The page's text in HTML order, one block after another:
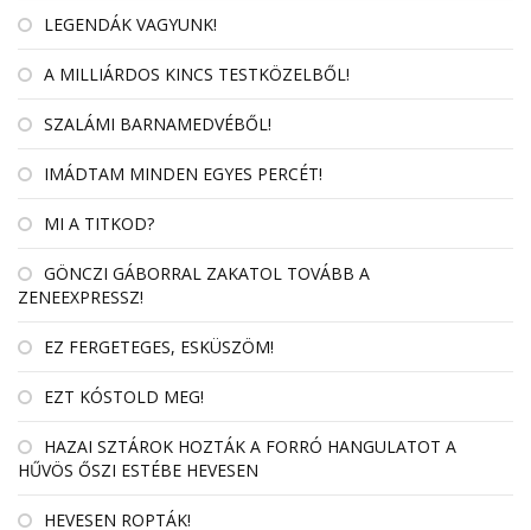
LEGENDÁK VAGYUNK!
A MILLIÁRDOS KINCS TESTKÖZELBŐL!
SZALÁMI BARNAMEDVÉBŐL!
IMÁDTAM MINDEN EGYES PERCÉT!
MI A TITKOD?
GÖNCZI GÁBORRAL ZAKATOL TOVÁBB A
ZENEEXPRESSZ!
EZ FERGETEGES, ESKÜSZÖM!
EZT KÓSTOLD MEG!
HAZAI SZTÁROK HOZTÁK A FORRÓ HANGULATOT A
HŰVÖS ŐSZI ESTÉBE HEVESEN
HEVESEN ROPTÁK!